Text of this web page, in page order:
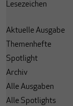
Lesezeichen
Aktuelle Ausgabe
Themenhefte
Spotlight
Archiv
Alle Ausgaben
Alle Spotlights